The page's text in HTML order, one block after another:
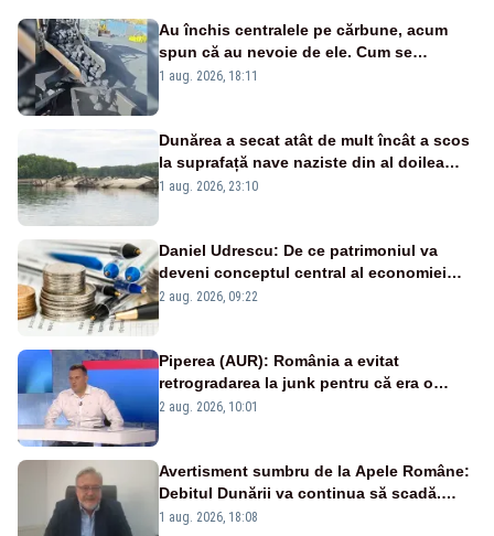
Au închis centralele pe cărbune, acum
spun că au nevoie de ele. Cum se
pasează vina în plină criză energetică
1 aug. 2026, 18:11
Dunărea a secat atât de mult încât a scos
la suprafață nave naziste din al doilea
război mondial
1 aug. 2026, 23:10
Daniel Udrescu: De ce patrimoniul va
deveni conceptul central al economiei
viitoare?
2 aug. 2026, 09:22
Piperea (AUR): România a evitat
retrogradarea la junk pentru că era o
catastrofă pentru bănci și fondurile de
2 aug. 2026, 10:01
Avertisment sumbru de la Apele Române:
Debitul Dunării va continua să scadă.
Cernavodă s-ar putea închide în 4 zile
1 aug. 2026, 18:08